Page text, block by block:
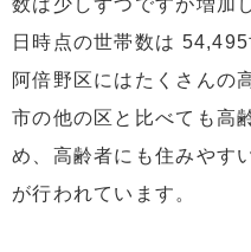
日時点の世帯数は
阿倍野区にはたくさんの
市の他の区と比べても高
め、高齢者にも住みやす
が行われています。